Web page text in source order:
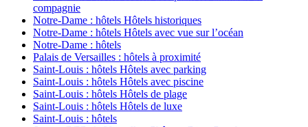
compagnie
Notre-Dame : hôtels Hôtels historiques
Notre-Dame : hôtels Hôtels avec vue sur l’océan
Notre-Dame : hôtels
Palais de Versailles : hôtels à proximité
Saint-Louis : hôtels Hôtels avec parking
Saint-Louis : hôtels Hôtels avec piscine
Saint-Louis : hôtels Hôtels de plage
Saint-Louis : hôtels Hôtels de luxe
Saint-Louis : hôtels